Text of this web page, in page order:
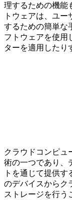
理するための機能
トウェアは、ユ
するための簡単な
フトウェアを使用
ターを適用したり
クラウドコンピュ
術の一つであり、
トを通じて提供
のデバイスからク
ストレージを行う